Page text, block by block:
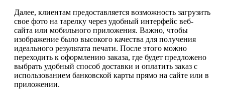
Далее, клиентам предоставляется возможность загрузить
свое фото на тарелку через удобный интерфейс веб-
сайта или мобильного приложения. Важно, чтобы
изображение было высокого качества для получения
идеального результата печати. После этого можно
переходить к оформлению заказа, где будет предложено
выбрать удобный способ доставки и оплатить заказ с
использованием банковской карты прямо на сайте или в
приложении.